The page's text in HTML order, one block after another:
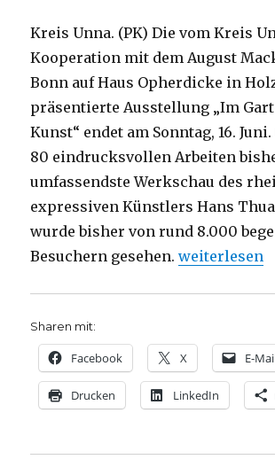
bei
Kreis Unna. (PK) Die vom Kreis
Kooperation mit dem August
Bonn auf Haus Opherdicke in
präsentierte Ausstellung „Im
Kunst“ endet am Sonntag, 16.
80 eindrucksvollen Arbeiten
umfassendste Werkschau des
expressiven Künstlers Hans
wurde bisher von rund 8.000
Besuchern gesehen.weiterlesen
Sharen mit:
Facebook X E-
Drucken LinkedIn